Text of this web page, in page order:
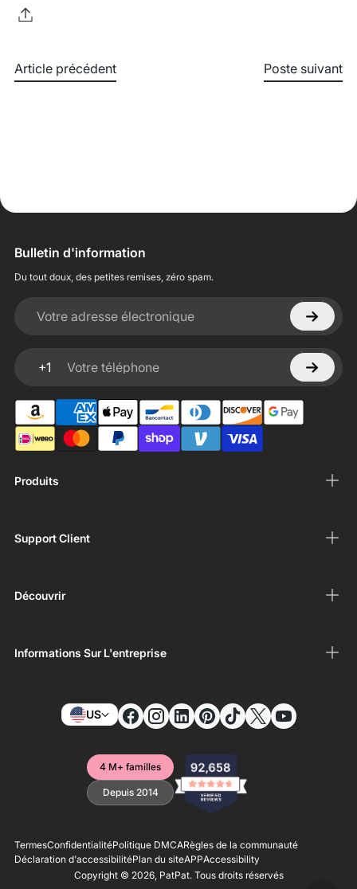
Article précédent Poste suivant
Produits
Support Client
Découvrir
Informations Sur L'entreprise
Bulletin d'information
Du tout doux, des petites remises, zéro spam.
Votre adresse électronique
+1
Votre téléphone
US
4 M+ familles
Depuis 2014
TermesConfidentialitéPolitique DMCARègles de la communauté
Déclaration d'accessibilitéPlan du siteAPPAccessibility
Copyright © 2026, PatPat. Tous droits réservés